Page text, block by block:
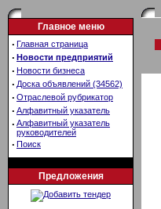
Главное меню
· Главная страница
· Новости предприятий
· Новости бизнеса
· Доска объявлений (34562)
· Отраслевой рубрикатор
· Алфавитный указатель
· Алфавитный указатель
руководителей
· Поиск
Предложения